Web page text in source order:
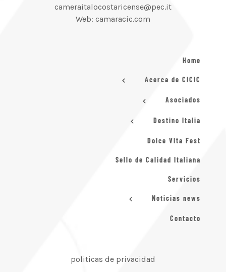
cameraitalocostaricense@pec.it
Web: camaracic.com
Home
Acerca de CICIC
Asociados
Destino Italia
Dolce VIta Fest
Sello de Calidad Italiana
Servicios
Noticias news
Contacto
politicas de privacidad